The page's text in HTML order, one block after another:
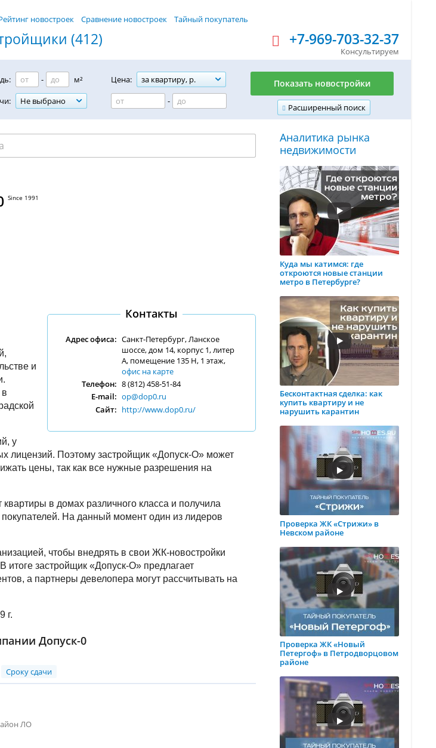
новостроек Сравнение новостроек Тайный покупатель
(412) +7-969-703-32-37
Консультируем
-
м²
Не выбрано
Цена:
за квартиру, р.
-
Расширенный поиск
Показать новостройки
Since 1991
Контакты
Адрес офиса: Санкт-Петербург, Ланское
шоссе, дом 14, корпус 1, литер
А, помещение 135 Н, 1 этаж,
офис на карте
Телефон: 8 (812) 458-51-84
E-mail: op@dop0.ru
Сайт: http://www.dop0.ru/
и
у
лицензий. Поэтому застройщик «Допуск-О» может
цены, так как все нужные разрешения на
в домах различного класса и получила
На данный момент один из лидеров
чтобы внедрять в свои ЖК-новостройки
итоге застройщик «Допуск-О» предлагает
а партнеры девелопера могут рассчитывать на
г.
Допуск-0
Сроку сдачи
ЛО
Аналитика рынка
недвижимости
Куда мы катимся: где
откроются новые станции
метро в Петербурге?
Бесконтактная сделка: как
купить квартиру и не
нарушить карантин
Проверка ЖК «Стрижи» в
Невском районе
Проверка ЖК «Новый
Петергоф» в Петродворцовом
районе